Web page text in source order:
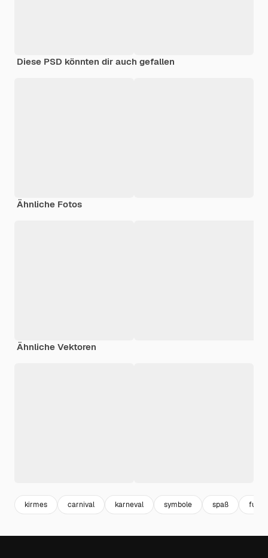
Diese PSD könnten dir auch gefallen
Ähnliche Fotos
Ähnliche Vektoren
kirmes carnival karneval symbole spaß fun